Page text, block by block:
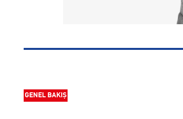
GENEL BAKIŞ